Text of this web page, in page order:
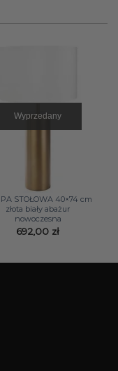
Wyprzedany
STOŁOWA 40×74 cm
złota biały abażur
nowoczesna
692,00 zł